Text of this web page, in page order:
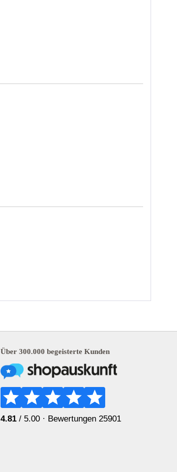
Über 300.000 begeisterte Kunden
4.81 / 5.00 · Bewertungen 25901